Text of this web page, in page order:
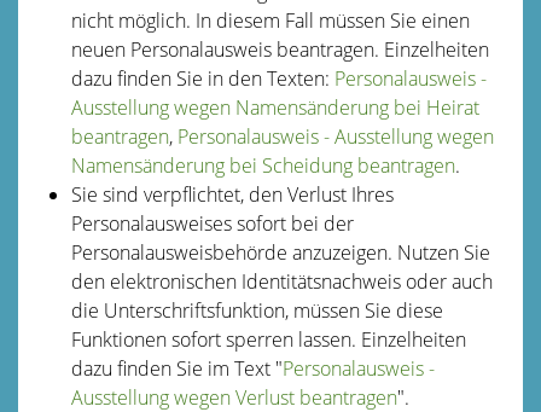
nicht möglich. In diesem Fall müssen Sie einen
neuen Personalausweis beantragen. Einzelheiten
dazu finden Sie in den Texten: Personalausweis -
Ausstellung wegen Namensänderung bei Heirat
beantragen, Personalausweis - Ausstellung wegen
Namensänderung bei Scheidung beantragen.
Sie sind verpflichtet, den Verlust Ihres
Personalausweises sofort bei der
Personalausweisbehörde anzuzeigen. Nutzen Sie
den elektronischen Identitätsnachweis oder auch
die Unterschriftsfunktion, müssen Sie diese
Funktionen sofort sperren lassen. Einzelheiten
dazu finden Sie im Text "Personalausweis -
Ausstellung wegen Verlust beantragen".